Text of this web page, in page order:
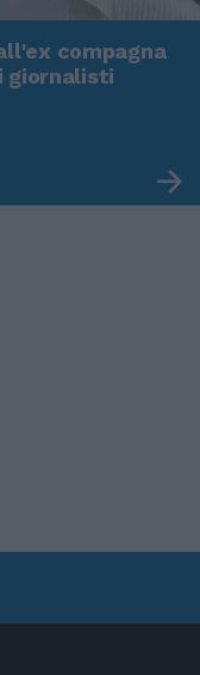
compagna
giornalisti